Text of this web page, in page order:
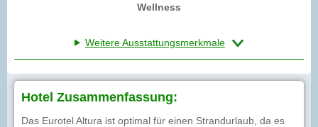
Wellness
Weitere Ausstattungsmerkmale
Hotel Zusammenfassung:
Das Eurotel Altura ist optimal für einen Strandurlaub, da es